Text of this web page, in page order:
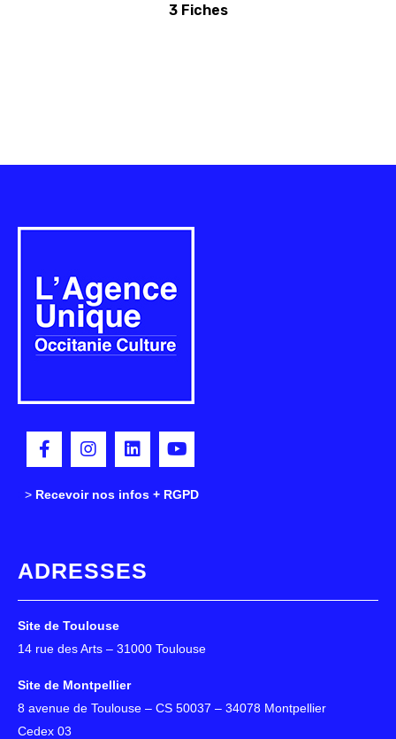
3 Fiches
> Recevoir nos infos + RGPD
ADRESSES
Site de Toulouse
14 rue des Arts – 31000 Toulouse
Site de Montpellier
8 avenue de Toulouse – CS 50037 – 34078 Montpellier
Cedex 03